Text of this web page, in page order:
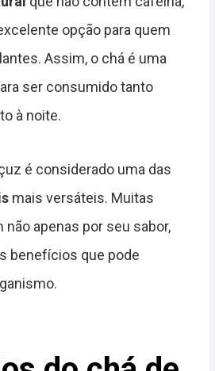
opção para quem
Assim, o chá é uma
ser consumido tanto
à noite.
é considerado uma das
mais versáteis. Muitas
apenas por seu sabor,
benefícios que pode